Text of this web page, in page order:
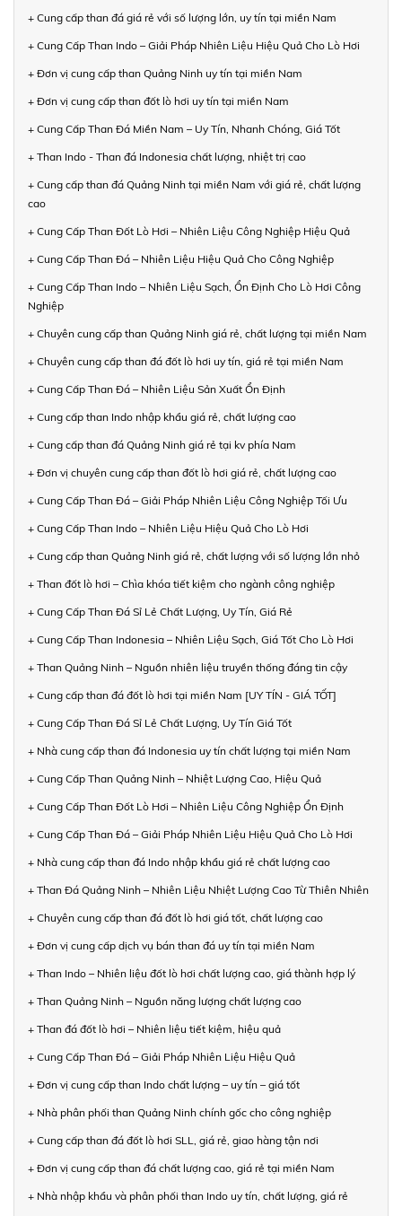
+ Cung cấp than đá giá rẻ với số lượng lớn, uy tín tại miền Nam
+ Cung Cấp Than Indo – Giải Pháp Nhiên Liệu Hiệu Quả Cho Lò Hơi
+ Đơn vị cung cấp than Quảng Ninh uy tín tại miền Nam
+ Đơn vị cung cấp than đốt lò hơi uy tín tại miền Nam
+ Cung Cấp Than Đá Miền Nam – Uy Tín, Nhanh Chóng, Giá Tốt
+ Than Indo - Than đá Indonesia chất lượng, nhiệt trị cao
+ Cung cấp than đá Quảng Ninh tại miền Nam với giá rẻ, chất lượng
cao
+ Cung Cấp Than Đốt Lò Hơi – Nhiên Liệu Công Nghiệp Hiệu Quả
+ Cung Cấp Than Đá – Nhiên Liệu Hiệu Quả Cho Công Nghiệp
+ Cung Cấp Than Indo – Nhiên Liệu Sạch, Ổn Định Cho Lò Hơi Công
Nghiệp
+ Chuyên cung cấp than Quảng Ninh giá rẻ, chất lượng tại miền Nam
+ Chuyên cung cấp than đá đốt lò hơi uy tín, giá rẻ tại miền Nam
+ Cung Cấp Than Đá – Nhiên Liệu Sản Xuất Ổn Định
+ Cung cấp than Indo nhập khẩu giá rẻ, chất lượng cao
+ Cung cấp than đá Quảng Ninh giá rẻ tại kv phía Nam
+ Đơn vị chuyên cung cấp than đốt lò hơi giá rẻ, chất lượng cao
+ Cung Cấp Than Đá – Giải Pháp Nhiên Liệu Công Nghiệp Tối Ưu
+ Cung Cấp Than Indo – Nhiên Liệu Hiệu Quả Cho Lò Hơi
+ Cung cấp than Quảng Ninh giá rẻ, chất lượng với số lượng lớn nhỏ
+ Than đốt lò hơi – Chìa khóa tiết kiệm cho ngành công nghiệp
+ Cung Cấp Than Đá Sỉ Lẻ Chất Lượng, Uy Tín, Giá Rẻ
+ Cung Cấp Than Indonesia – Nhiên Liệu Sạch, Giá Tốt Cho Lò Hơi
+ Than Quảng Ninh – Nguồn nhiên liệu truyền thống đáng tin cậy
+ Cung cấp than đá đốt lò hơi tại miền Nam [UY TÍN - GIÁ TỐT]
+ Cung Cấp Than Đá Sỉ Lẻ Chất Lượng, Uy Tín Giá Tốt
+ Nhà cung cấp than đá Indonesia uy tín chất lượng tại miền Nam
+ Cung Cấp Than Quảng Ninh – Nhiệt Lượng Cao, Hiệu Quả
+ Cung Cấp Than Đốt Lò Hơi – Nhiên Liệu Công Nghiệp Ổn Định
+ Cung Cấp Than Đá – Giải Pháp Nhiên Liệu Hiệu Quả Cho Lò Hơi
+ Nhà cung cấp than đá Indo nhập khẩu giá rẻ chất lượng cao
+ Than Đá Quảng Ninh – Nhiên Liệu Nhiệt Lượng Cao Từ Thiên Nhiên
+ Chuyên cung cấp than đá đốt lò hơi giá tốt, chất lượng cao
+ Đơn vị cung cấp dịch vụ bán than đá uy tín tại miền Nam
+ Than Indo – Nhiên liệu đốt lò hơi chất lượng cao, giá thành hợp lý
+ Than Quảng Ninh – Nguồn năng lượng chất lượng cao
+ Than đá đốt lò hơi – Nhiên liệu tiết kiệm, hiệu quả
+ Cung Cấp Than Đá – Giải Pháp Nhiên Liệu Hiệu Quả
+ Đơn vị cung cấp than Indo chất lượng – uy tín – giá tốt
+ Nhà phân phối than Quảng Ninh chính gốc cho công nghiệp
+ Cung cấp than đá đốt lò hơi SLL, giá rẻ, giao hàng tận nơi
+ Đơn vị cung cấp than đá chất lượng cao, giá rẻ tại miền Nam
+ Nhà nhập khẩu và phân phối than Indo uy tín, chất lượng, giá rẻ